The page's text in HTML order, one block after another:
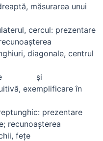
măsurarea unui
cercul: prezentare
diagonale, centrul
şi
exemplificare în
prezentare
recunoaşterea
feţe